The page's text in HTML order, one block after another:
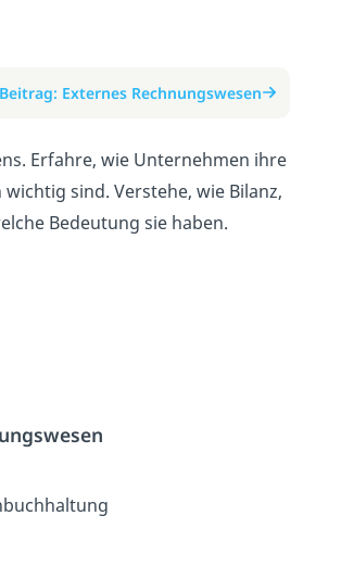
Externes Rechnungswesen
Erfahre, wie Unternehmen ihre
sind. Verstehe, wie Bilanz,
Bedeutung sie haben.